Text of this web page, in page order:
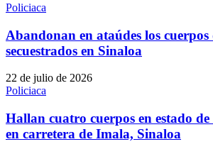
Policiaca
Abandonan en ataúdes los
secuestrados en Sinaloa
22 de julio de 2026
Policiaca
Hallan cuatro cuerpos en estado de
en carretera de Imala, Sinaloa